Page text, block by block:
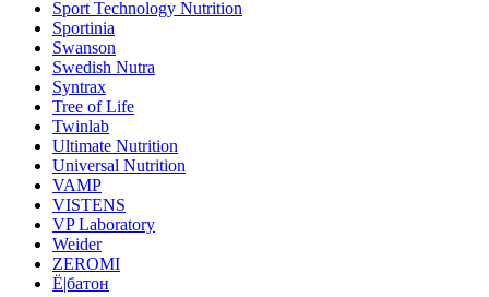
Sport Technology Nutrition
Sportinia
Swanson
Swedish Nutra
Syntrax
Tree of Life
Twinlab
Ultimate Nutrition
Universal Nutrition
VAMP
VISTENS
VP Laboratory
Weider
ZEROMI
Ё|батон